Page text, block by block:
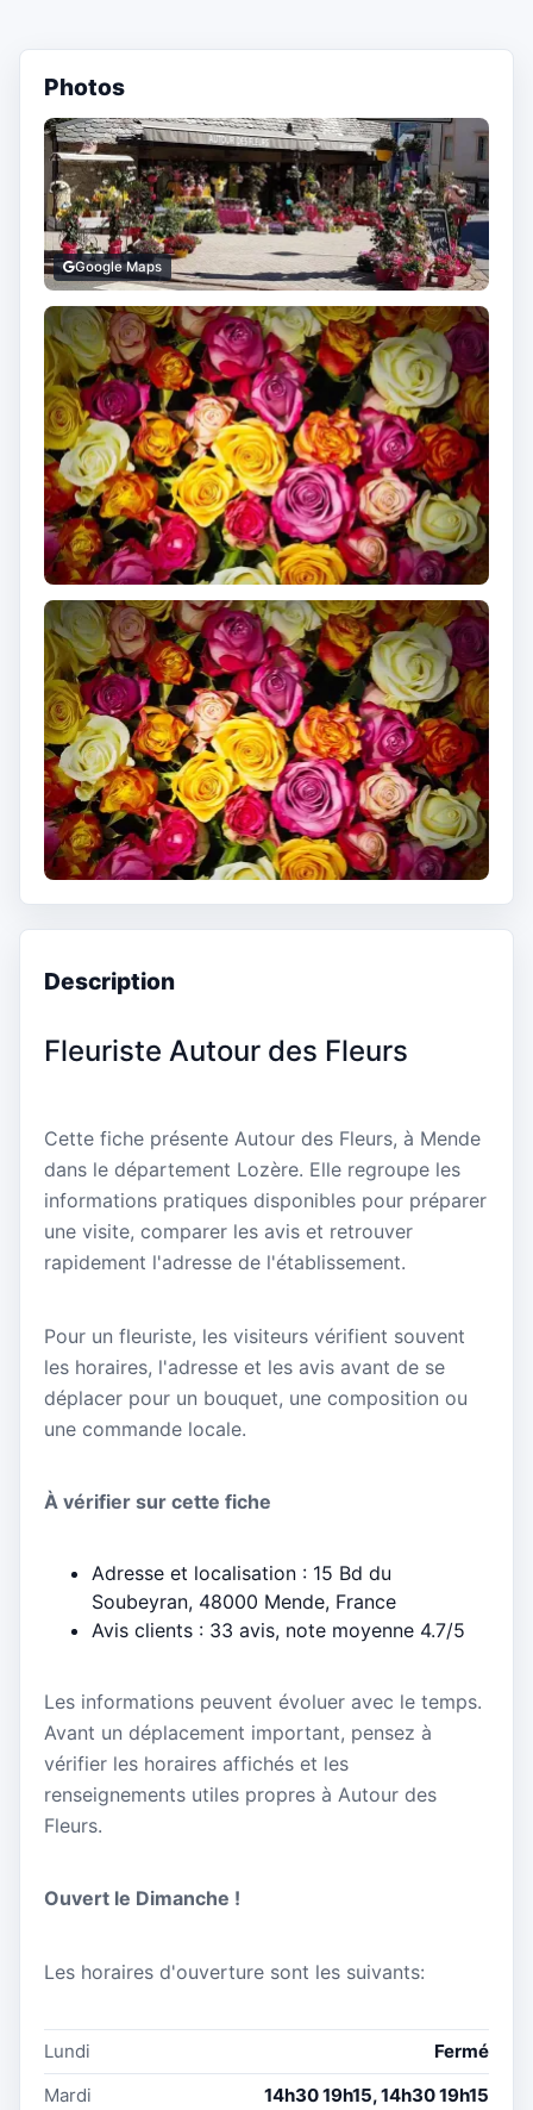
Photos
Google Maps
Description
Fleuriste Autour des Fleurs
Cette fiche présente Autour des Fleurs, à Mende
dans le département Lozère. Elle regroupe les
informations pratiques disponibles pour préparer
une visite, comparer les avis et retrouver
rapidement l'adresse de l'établissement.
Pour un fleuriste, les visiteurs vérifient souvent
les horaires, l'adresse et les avis avant de se
déplacer pour un bouquet, une composition ou
une commande locale.
À vérifier sur cette fiche
Adresse et localisation : 15 Bd du
Soubeyran, 48000 Mende, France
Avis clients : 33 avis, note moyenne 4.7/5
Les informations peuvent évoluer avec le temps.
Avant un déplacement important, pensez à
vérifier les horaires affichés et les
renseignements utiles propres à Autour des
Fleurs.
Ouvert le Dimanche !
Les horaires d'ouverture sont les suivants:
Lundi
Fermé
Mardi
14h30 19h15, 14h30 19h15